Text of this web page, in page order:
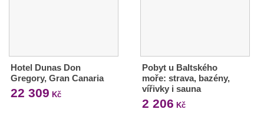
Hotel Dunas Don
Gregory, Gran Canaria
22 309 Kč
Pobyt u Baltského
moře: strava, bazény,
vířivky i sauna
2 206 Kč